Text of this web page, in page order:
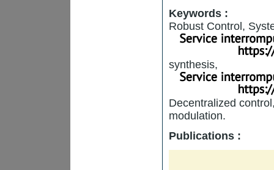
Keywords :
Robust Control,
synthesis,
Decentralized
modulation.
Publications :